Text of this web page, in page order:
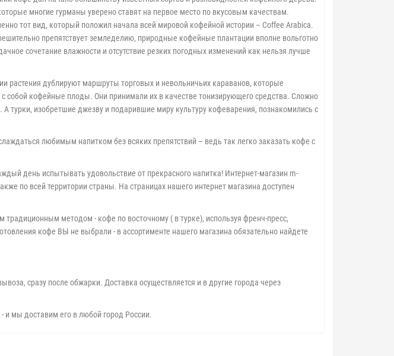
многие гурманы уверено ставят на первое место по вкусовым качествам.
тот вид, который положил начала всей мировой кофейной истории – Coffee Arabica.
препятствует земледелию, природные кофейные плантации вполне вольготно
сочетание влажности и отсутствие резких погодных изменений как нельзя лучше
растения дублируют маршруты торговых и невольничьих караванов, которые
собой кофейные плоды. Они принимали их в качестве тонизирующего средства. Сложно
турки, изобретшие джезву и подарившие миру культуру кофеварения, познакомились с
любимым напитком без всяких препятствий – ведь так легко заказать кофе с
день испытывать удовольствие от прекрасного напитка! Интернет-магазин m-
по всей территории страны. На страницах нашего интернет магазина доступен
методом - кофе по восточному ( в турке), используя френч-пресс,
кофе ВЫ не выбрали - в ассортименте нашего магазина обязательно найдете
сразу после обжарки. Доставка осуществляется и в другие города через
- и мы доставим его в любой город России.